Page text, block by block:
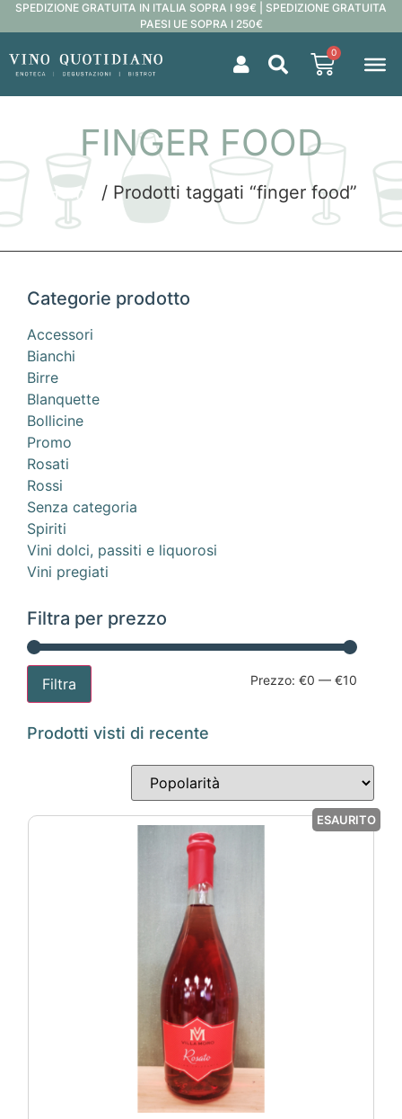
SPEDIZIONE GRATUITA IN ITALIA SOPRA I 99€ | SPEDIZIONE GRATUITA
PAESI UE SOPRA I 250€
0
FINGER FOOD
Home / Prodotti taggati “finger food”
Categorie prodotto
Accessori
Bianchi
Birre
Blanquette
Bollicine
Promo
Rosati
Rossi
Senza categoria
Spiriti
Vini dolci, passiti e liquorosi
Vini pregiati
Filtra per prezzo
Filtra Prezzo: €0 — €10
Prodotti visti di recente
ESAURITO